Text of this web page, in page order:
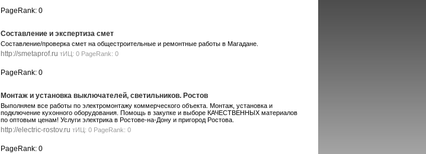
PageRank: 0
Составление и экспертиза смет
Составление/проверка смет на общестроительные и ремонтные работы в Магадане.
http://smetaprof.ru тИЦ: 0 PageRank: 0
PageRank: 0
Монтаж и установка выключателей, светильников. Ростов
Выполняем все работы по электромонтажу коммерческого объекта. Монтаж, установка и
подключение кухонного оборудования. Помощь в закупке и выборе КАЧЕСТВЕННЫХ материалов
по оптовым ценам! Услуги электрика в Ростове-на-Дону и пригород Ростова.
http://electric-rostov.ru тИЦ: 0 PageRank: 0
PageRank: 0